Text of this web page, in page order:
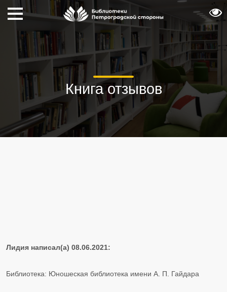
Книга отзывов
Лидия написал(а) 08.06.2021:
Библиотека: Юношеская библиотека имени А. П. Гайдара